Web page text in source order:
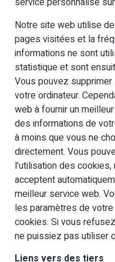
Notre site web utilise
pages visitées et la
informations ne sont
statistique et sont
Vous pouvez
votre ordinateur.
web à fournir un
des informations de
à moins que vous ne
directement. Vous
l’utilisation des
acceptent
meilleur service web.
les paramètres de
cookies. Si vous
ne puissiez pas utiliser
Liens vers des tiers